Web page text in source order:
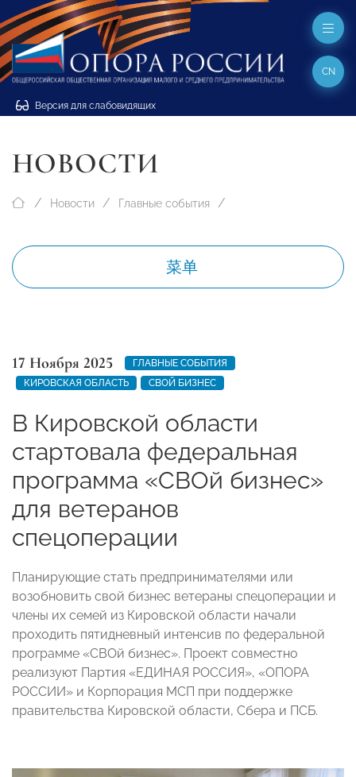
Версия для слабовидящих
CN
НОВОСТИ
Новости Главные события
菜单
17 Ноября 2025
ГЛАВНЫЕ СОБЫТИЯ
КИРОВСКАЯ ОБЛАСТЬ
СВОЙ БИЗНЕС
В Кировской области
стартовала федеральная
программа «СВОй бизнес»
для ветеранов
спецоперации
Планирующие стать предпринимателями или
возобновить свой бизнес ветераны спецоперации и
члены их семей из Кировской области начали
проходить пятидневный интенсив по федеральной
программе «СВОй бизнес». Проект совместно
реализуют Партия «ЕДИНАЯ РОССИЯ», «ОПОРА
РОССИИ» и Корпорация МСП при поддержке
правительства Кировской области, Сбера и ПСБ.